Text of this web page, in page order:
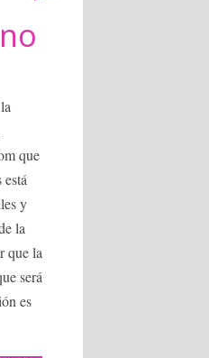
que
y
la
que la
será
es